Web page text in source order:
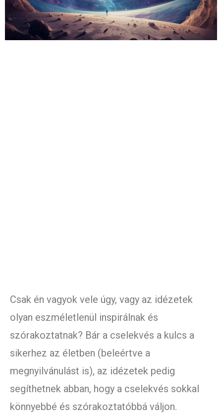
Csak én vagyok vele úgy, vagy az idézetek
olyan eszméletlenül inspirálnak és
szórakoztatnak? Bár a cselekvés a kulcs a
sikerhez az életben (beleértve a
megnyilvánulást is), az idézetek pedig
segíthetnek abban, hogy a cselekvés sokkal
könnyebbé és szórakoztatóbbá váljon.